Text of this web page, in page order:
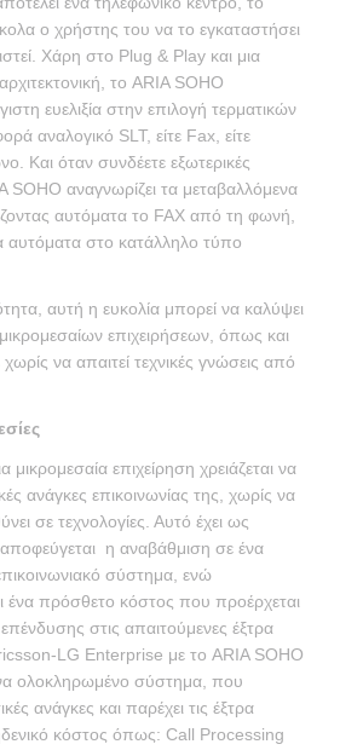
ο χρήστης του να το εγκαταστήσει
Χάρη στο Plug & Play και μια
το ARIA SOHO
ευελιξία στην επιλογή τερματικών
αναλογικό SLT, είτε Fax, είτε
Και όταν συνδέετε εξωτερικές
SOHO αναγνωρίζει τα μεταβαλλόμενα
αυτόματα το FAX από τη φωνή,
αυτόματα στο κατάλληλο τύπο
αυτή η ευκολία μπορεί να καλύψει
επιχειρήσεων, όπως και
να απαιτεί τεχνικές γνώσεις από
μικρομεσαία επιχείρηση χρειάζεται να
ανάγκες επικοινωνίας της, χωρίς να
σε τεχνολογίες. Αυτό έχει ως
η αναβάθμιση σε ένα
σύστημα, ενώ
ένα πρόσθετο κόστος που προέρχεται
στις απαιτούμενες έξτρα
LG Enterprise με το ARIA SOHO
ολοκληρωμένο σύστημα, που
ανάγκες και παρέχει τις έξτρα
κόστος όπως: Call Processing